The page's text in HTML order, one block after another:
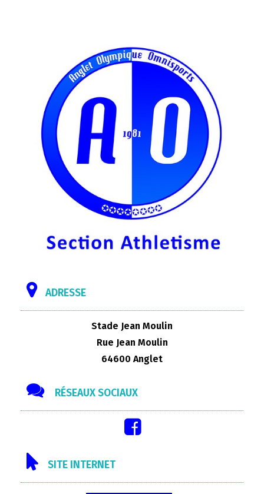
ADRESSE
Stade Jean Moulin
Rue Jean Moulin
64600 Anglet
RÉSEAUX SOCIAUX
SITE INTERNET